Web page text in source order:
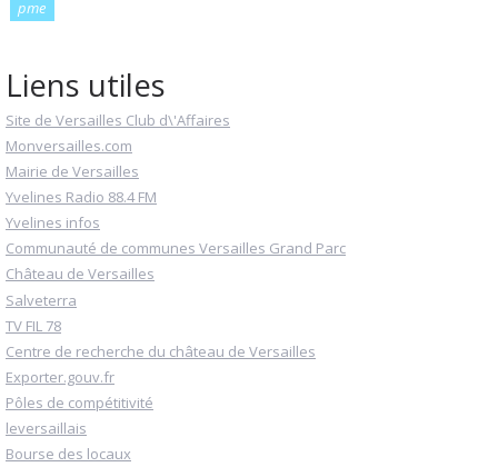
pme
Liens utiles
Site de Versailles Club d\'Affaires
Monversailles.com
Mairie de Versailles
Yvelines Radio 88.4 FM
Yvelines infos
Communauté de communes Versailles Grand Parc
Château de Versailles
Salveterra
TV FIL 78
Centre de recherche du château de Versailles
Exporter.gouv.fr
Pôles de compétitivité
leversaillais
Bourse des locaux